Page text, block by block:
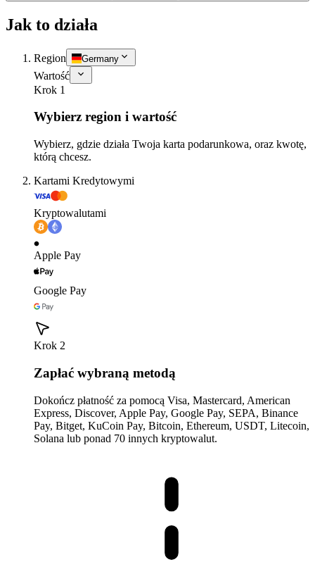
Jak to działa
Region Germany
Wartość
Krok 1
Wybierz region i wartość
Wybierz, gdzie działa Twoja karta podarunkowa, oraz kwotę,
którą chcesz.
Kartami Kredytowymi
Kryptowalutami
Apple Pay
Google Pay
Krok 2
Zapłać wybraną metodą
Dokończ płatność za pomocą Visa, Mastercard, American
Express, Discover, Apple Pay, Google Pay, SEPA, Binance
Pay, Bitget, KuCoin Pay, Bitcoin, Ethereum, USDT, Litecoin,
Solana lub ponad 70 innych kryptowalut.